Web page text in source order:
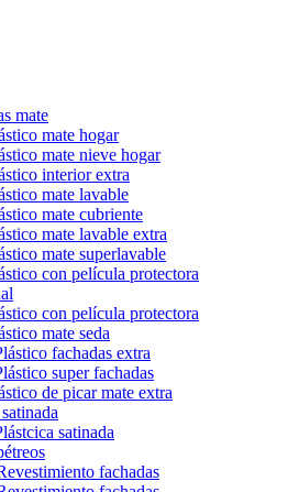
mate
mate hogar
mate nieve hogar
interior extra
mate lavable
mate cubriente
mate lavable extra
mate superlavable
con película protectora
con película protectora
mate seda
fachadas extra
super fachadas
de picar mate extra
satinada
fachadas